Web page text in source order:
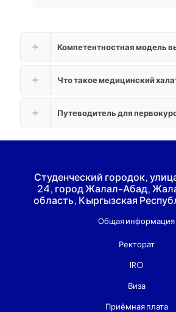
Компетентностная модель
Что такое медицинский
Путеводитель для
Студенческий городок,
24, город Жалал-Абад,
область, Кыргызская
Общая информация
Ректорат
IRO
Виза
Приёмная плата